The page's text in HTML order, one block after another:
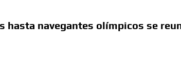
hasta navegantes olímpicos se